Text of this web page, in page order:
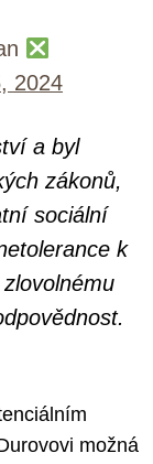
2024
a byl
zákonů,
sociální
k
možná